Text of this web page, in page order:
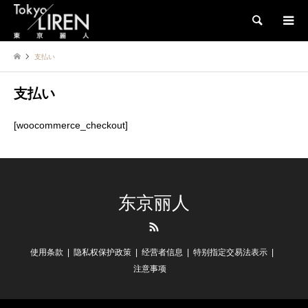
検索
支払い
支払い
[woocommerce_checkout]
东京丽人
使用条款 隐私权保护政策 经营者信息
特别指定交易法表示
注意事项